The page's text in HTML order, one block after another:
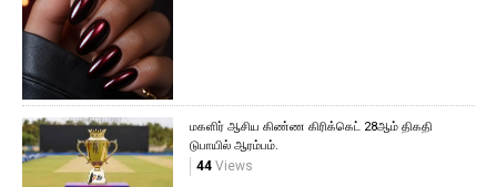
மகளிர் ஆசிய கிண்ண கிரிக்கெட் 28ஆம் திகதி
டுபாயில் ஆரம்பம்.
44Views